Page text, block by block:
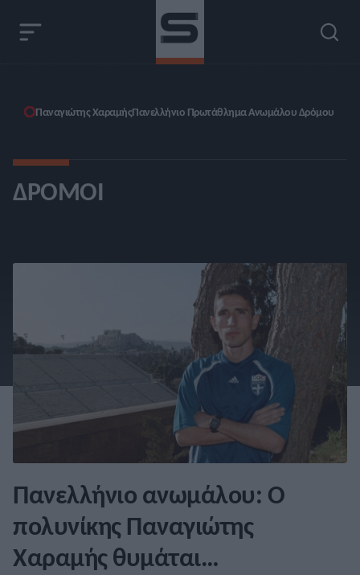
Παναγιώτης ΧαραμήςΠανελλήνιο Πρωτάθλημα Ανωμάλου Δρόμου
ΔΡΌΜΟΙ
Πανελλήνιο ανωμάλου: Ο
πολυνίκης Παναγιώτης
Χαραμής θυμάται…